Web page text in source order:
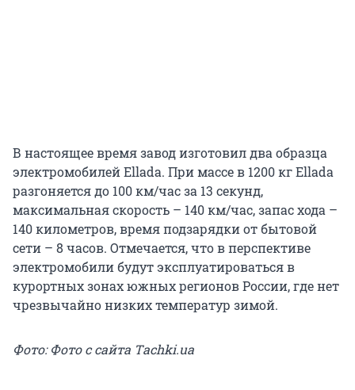
В настоящее время завод изготовил два образца
электромобилей Ellada. При массе в 1200 кг Ellada
разгоняется до 100 км/час за 13 секунд,
максимальная скорость – 140 км/час, запас хода –
140 километров, время подзарядки от бытовой
сети – 8 часов. Отмечается, что в перспективе
электромобили будут эксплуатироваться в
курортных зонах южных регионов России, где нет
чрезвычайно низких температур зимой.
Фото: Фото с сайта Тachki.ua